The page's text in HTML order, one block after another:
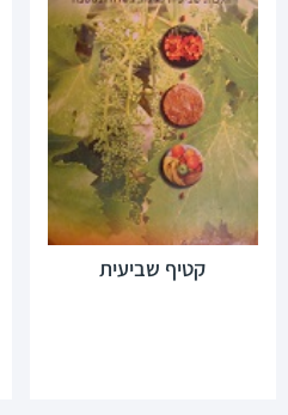
קטיף שביעית